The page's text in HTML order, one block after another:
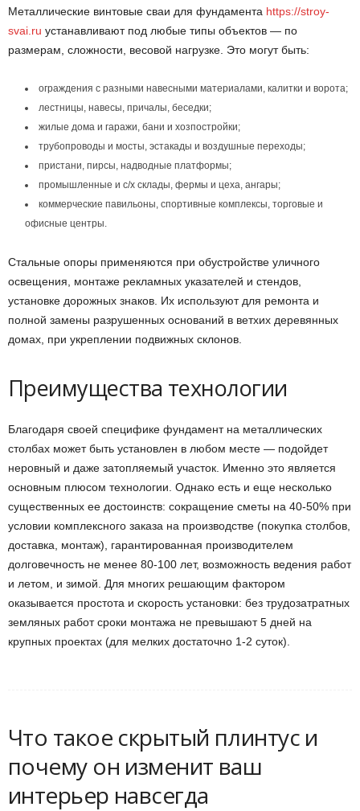
Металлические винтовые сваи для фундамента https://stroy-
svai.ru устанавливают под любые типы объектов — по
размерам, сложности, весовой нагрузке. Это могут быть:
ограждения с разными навесными материалами, калитки и ворота;
лестницы, навесы, причалы, беседки;
жилые дома и гаражи, бани и хозпостройки;
трубопроводы и мосты, эстакады и воздушные переходы;
пристани, пирсы, надводные платформы;
промышленные и с/х склады, фермы и цеха, ангары;
коммерческие павильоны, спортивные комплексы, торговые и
офисные центры.
Стальные опоры применяются при обустройстве уличного
освещения, монтаже рекламных указателей и стендов,
установке дорожных знаков. Их используют для ремонта и
полной замены разрушенных оснований в ветхих деревянных
домах, при укреплении подвижных склонов.
Преимущества технологии
Благодаря своей специфике фундамент на металлических
столбах может быть установлен в любом месте — подойдет
неровный и даже затопляемый участок. Именно это является
основным плюсом технологии. Однако есть и еще несколько
существенных ее достоинств: сокращение сметы на 40-50% при
условии комплексного заказа на производстве (покупка столбов,
доставка, монтаж), гарантированная производителем
долговечность не менее 80-100 лет, возможность ведения работ
и летом, и зимой. Для многих решающим фактором
оказывается простота и скорость установки: без трудозатратных
земляных работ сроки монтажа не превышают 5 дней на
крупных проектах (для мелких достаточно 1-2 суток).
Что такое скрытый плинтус и
почему он изменит ваш
интерьер навсегда